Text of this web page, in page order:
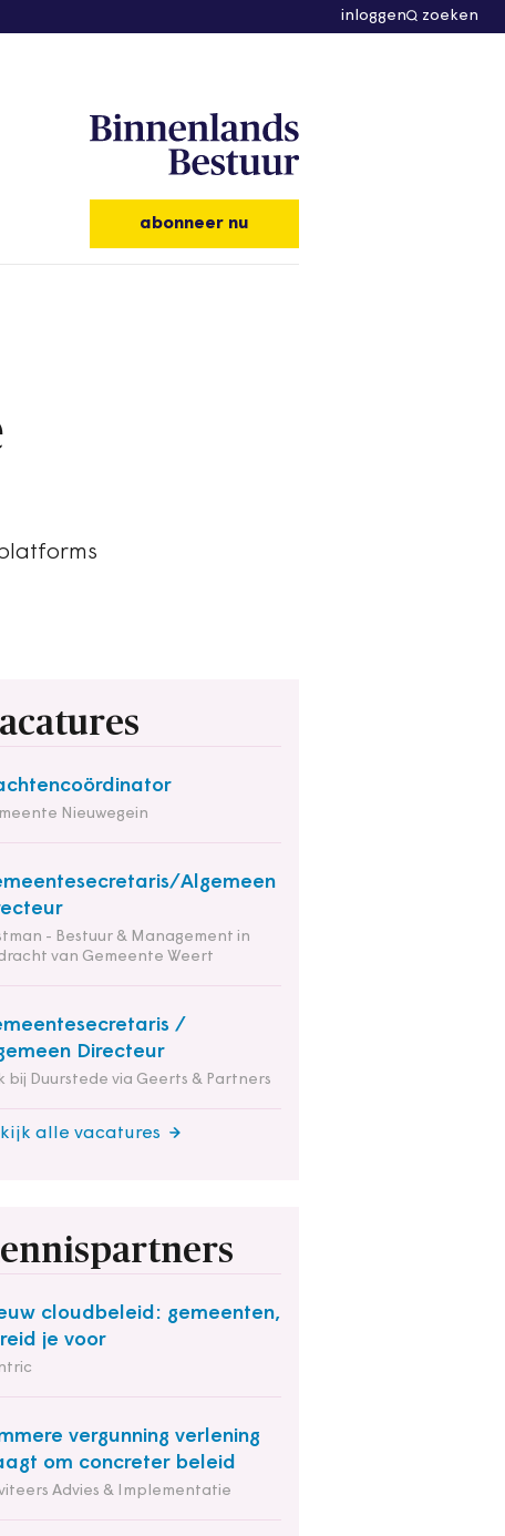
inloggen zoeken
abonneer nu
Nieuwegein
Algemeen
- Bestuur & Management in
van Gemeente Weert
/
Directeur
bij Duurstede via Geerts & Partners
alle vacatures
cloudbeleid: gemeenten,
je voor
vergunning verlening
om concreter beleid
Advies & Implementatie